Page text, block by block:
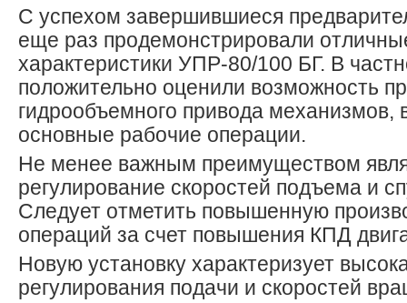
С успехом завершившиеся
еще раз продемонстрировали
характеристики УПР-80/100 БГ. В
положительно оценили возможность
гидрообъемного привода
основные рабочие операции.
Не менее важным преимуществом
регулирование скоростей подъема и
Следует отметить повышенную
операций за счет повышения КПД
Новую установку характеризует
регулирования подачи и скоростей